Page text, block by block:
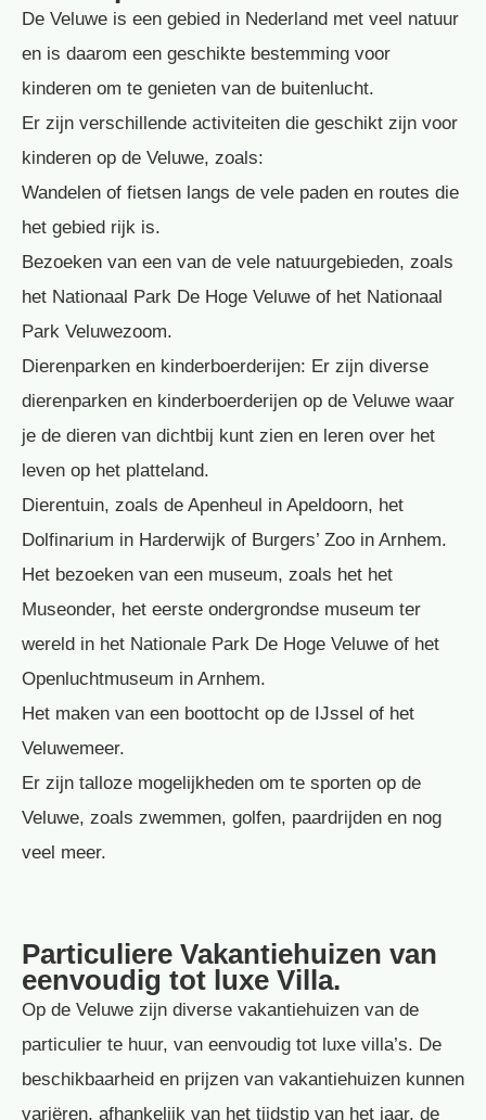
De Veluwe is een gebied in Nederland met veel natuur
en is daarom een geschikte bestemming voor
kinderen om te genieten van de buitenlucht.
Er zijn verschillende activiteiten die geschikt zijn voor
kinderen op de Veluwe, zoals:
Wandelen of fietsen langs de vele paden en routes die
het gebied rijk is.
Bezoeken van een van de vele natuurgebieden, zoals
het Nationaal Park De Hoge Veluwe of het Nationaal
Park Veluwezoom.
Dierenparken en kinderboerderijen: Er zijn diverse
dierenparken en kinderboerderijen op de Veluwe waar
je de dieren van dichtbij kunt zien en leren over het
leven op het platteland.
Dierentuin, zoals de Apenheul in Apeldoorn, het
Dolfinarium in Harderwijk of Burgers’ Zoo in Arnhem.
Het bezoeken van een museum, zoals het het
Museonder, het eerste ondergrondse museum ter
wereld in het Nationale Park De Hoge Veluwe of het
Openluchtmuseum in Arnhem.
Het maken van een boottocht op de IJssel of het
Veluwemeer.
Er zijn talloze mogelijkheden om te sporten op de
Veluwe, zoals zwemmen, golfen, paardrijden en nog
veel meer.
Particuliere Vakantiehuizen van
eenvoudig tot luxe Villa.
Op de Veluwe zijn diverse vakantiehuizen van de
particulier te huur, van eenvoudig tot luxe villa’s. De
beschikbaarheid en prijzen van vakantiehuizen kunnen
variëren, afhankelijk van het tijdstip van het jaar, de